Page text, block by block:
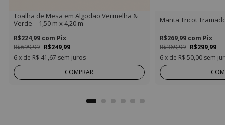
Toalha de Mesa em Algodão Vermelha &
Verde – 1,50 m x 4,20 m
R$699,99 R$249,99
R$224,99 com Pix
6x de R$ 41,67 sem juros
COMPRAR
Manta Tricot
R$369,99 R$299,99
R$269,99 com Pix
6x de R$ 50,00 sem